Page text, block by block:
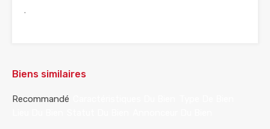
.
Biens similaires
Recommandé